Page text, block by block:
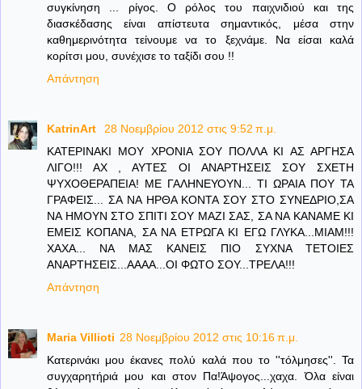
συγκίνηση ... ρίγος. Ο ρόλος του παιχνιδιού και της
διασκέδασης είναι απίστευτα σημαντικός, μέσα στην
καθημερινότητα τείνουμε να το ξεχνάμε. Να είσαι καλά
κορίτσι μου, συνέχισε το ταξίδι σου !!
Απάντηση
KatrinArt
28 Νοεμβρίου 2012 στις 9:52 π.μ.
ΚΑΤΕΡΙΝΑΚΙ ΜΟΥ ΧΡΟΝΙΑ ΣΟΥ ΠΟΛΛΑ ΚΙ ΑΣ ΑΡΓΗΣΑ
ΛΙΓΟ!!! ΑΧ , ΑΥΤΕΣ ΟΙ ΑΝΑΡΤΗΣΕΙΣ ΣΟΥ ΣΧΕΤΗ
ΨΥΧΟΘΕΡΑΠΕΙΑ! ΜΕ ΓΑΛΗΝΕΥΟΥΝ... ΤΙ ΩΡΑΙΑ ΠΟΥ ΤΑ
ΓΡΑΦΕΙΣ... ΣΑ ΝΑ ΗΡΘΑ ΚΟΝΤΑ ΣΟΥ ΣΤΟ ΣΥΝΕΔΡΙΟ,ΣΑ
ΝΑ ΗΜΟΥΝ ΣΤΟ ΣΠΙΤΙ ΣΟΥ ΜΑΖΙ ΣΑΣ, ΣΑ ΝΑ ΚΑΝΑΜΕ ΚΙ
ΕΜΕΙΣ ΚΟΠΑΝΑ, ΣΑ ΝΑ ΕΤΡΩΓΑ ΚΙ ΕΓΩ ΓΛΥΚΑ...ΜΙΑΜ!!!
ΧΑΧΑ... ΝΑ ΜΑΣ ΚΑΝΕΙΣ ΠΙΟ ΣΥΧΝΑ ΤΕΤΟΙΕΣ
ΑΝΑΡΤΗΣΕΙΣ...ΑΑΑΑ...ΟΙ ΦΩΤΟ ΣΟΥ...ΤΡΕΛΑ!!!
Απάντηση
Maria Villioti 28 Νοεμβρίου 2012 στις 10:16 π.μ.
Κατερινάκι μου έκανες πολύ καλά που το ''τόλμησες''. Τα
συγχαρητήριά μου και στον Πα!Άψογος...χαχα. Όλα είναι